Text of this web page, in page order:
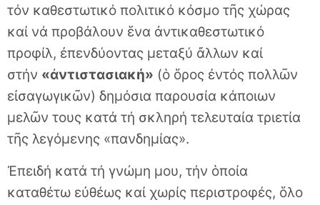
τόν καθεστωτικό πολιτικό κόσμο τῆς χώρας
καί νά προβάλουν ἕνα ἀντικαθεστωτικό
προφίλ, ἐπενδύοντας μεταξύ ἄλλων καί
στήν «ἀντιστασιακή» (ὁ ὅρος ἐντός πολλῶν
εἰσαγωγικῶν) δημόσια παρουσία κάποιων
μελῶν τους κατά τή σκληρή τελευταία τριετία
τῆς λεγόμενης «πανδημίας».
Ἐπειδή κατά τή γνώμη μου, τήν ὁποία
καταθέτω εὐθέως καί χωρίς περιστροφές, ὅλο